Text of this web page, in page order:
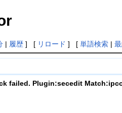
| 履歴] [ リロード ] [ 単語検索|
failed. Plugin:secedit